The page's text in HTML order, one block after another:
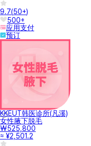
9.7(50+)
500+
应用支付
预订
KKEUT韩医诊所(凡溪)
女性腋下脱毛
₩525,800
≈ ¥2,501.2